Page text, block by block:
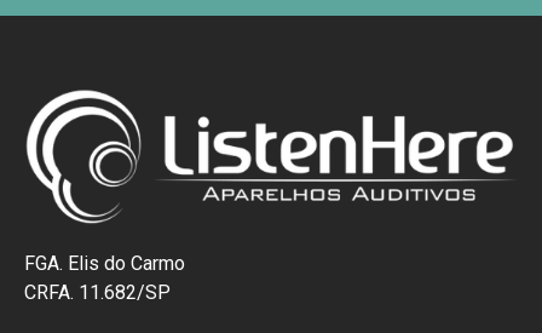
FGA. Elis do Carmo
CRFA. 11.682/SP